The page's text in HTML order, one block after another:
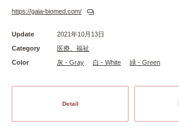
https://gaia-biomed.com/
Update
2021年10月13日
Category
医療、福祉
Color
灰 - Gray 白 - White 緑 - Green
Detail